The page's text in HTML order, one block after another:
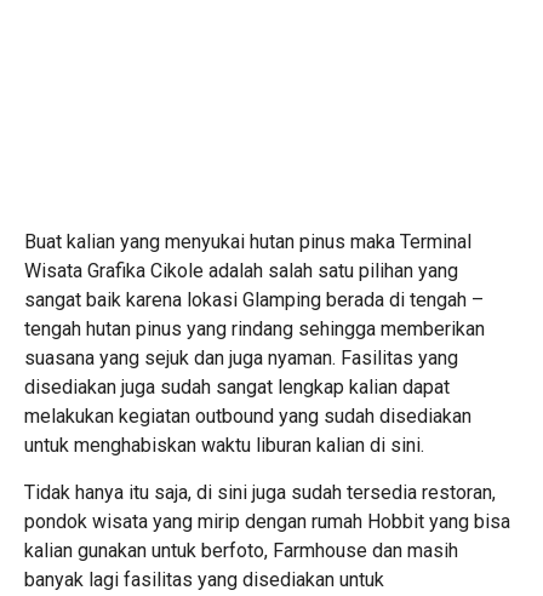
Buat kalian yang menyukai hutan pinus maka Terminal
Wisata Grafika Cikole adalah salah satu pilihan yang
sangat baik karena lokasi Glamping berada di tengah –
tengah hutan pinus yang rindang sehingga memberikan
suasana yang sejuk dan juga nyaman. Fasilitas yang
disediakan juga sudah sangat lengkap kalian dapat
melakukan kegiatan outbound yang sudah disediakan
untuk menghabiskan waktu liburan kalian di sini.
Tidak hanya itu saja, di sini juga sudah tersedia restoran,
pondok wisata yang mirip dengan rumah Hobbit yang bisa
kalian gunakan untuk berfoto, Farmhouse dan masih
banyak lagi fasilitas yang disediakan untuk